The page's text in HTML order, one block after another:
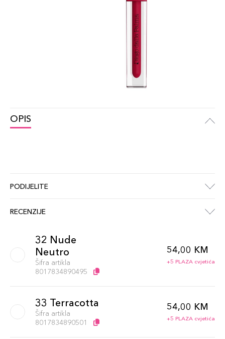
OPIS
PODIJELITE
RECENZIJE
32 Nude
Neutro
Šifra artikla
8017834890495
54,00 KM
+5 PLAZA cvjetića
33 Terracotta
Šifra artikla
8017834890501
54,00 KM
+5 PLAZA cvjetića